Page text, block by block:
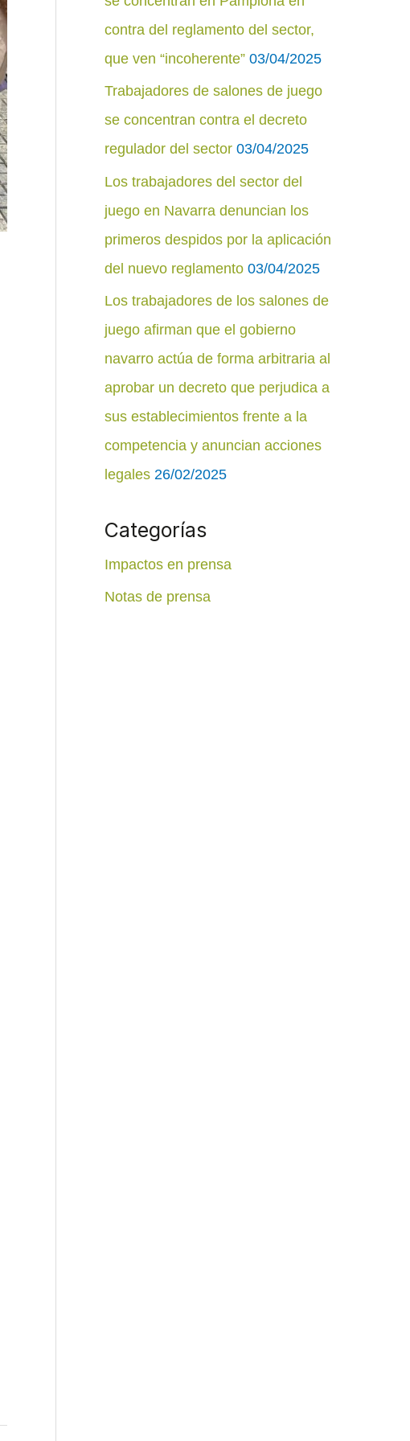
contra del reglamento del sector,
que ven “incoherente” 03/04/2025
Trabajadores de salones de juego
se concentran contra el decreto
regulador del sector 03/04/2025
Los trabajadores del sector del
juego en Navarra denuncian los
primeros despidos por la aplicación
del nuevo reglamento 03/04/2025
Los trabajadores de los salones de
juego afirman que el gobierno
navarro actúa de forma arbitraria al
aprobar un decreto que perjudica a
sus establecimientos frente a la
competencia y anuncian acciones
legales 26/02/2025
Categorías
Impactos en prensa
Notas de prensa